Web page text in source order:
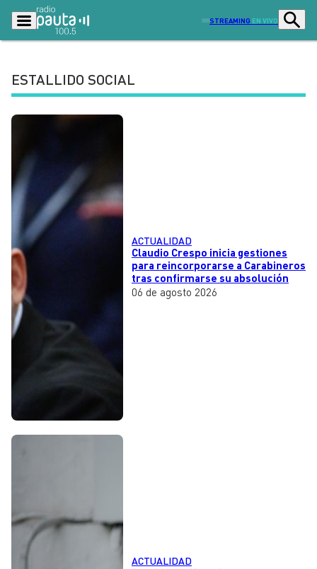
STREAMING EN VIVO
Radio en vivo
Tendencias
Entretención y Cultura
Señal 2
Contenido Patrocinado
ESTALLIDO SOCIAL
ACTUALIDAD
Claudio Crespo inicia gestiones
para reincorporarse a Carabineros
tras confirmarse su absolución
06 de agosto 2026
ACTUALIDAD